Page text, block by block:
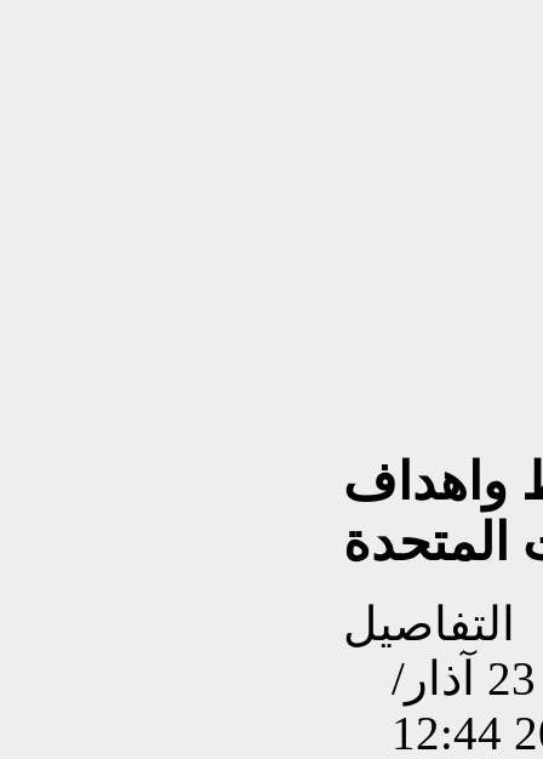
واهداف
المتحدة
التفاصيل
تم إنشاءه بتاريخ الإثنين, 23 آذار/